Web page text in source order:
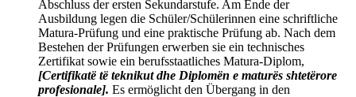
Abschluss der ersten Sekundarstufe. Am Ende der
Ausbildung legen die Schüler/Schülerinnen eine schriftliche
Matura-Prüfung und eine praktische Prüfung ab. Nach dem
Bestehen der Prüfungen erwerben sie ein technisches
Zertifikat sowie ein berufsstaatliches Matura-Diplom,
[Certifikatë të teknikut dhe Diplomën e maturës shtetërore
profesionale]. Es ermöglicht den Übergang in den